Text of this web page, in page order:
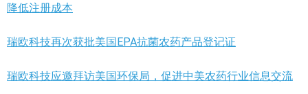
降低注册成本
瑞欧科技再次获批美国EPA抗菌农药产品登记证
瑞欧科技应邀拜访美国环保局，促进中美农药行业信息交流